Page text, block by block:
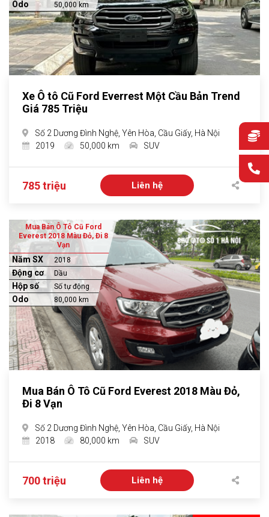
Odo 50,000 km
Xe Ô tô Cũ Ford Everrest Một Cầu Bản Trend
Giá 785 Triệu
Số 2 Dương Đình Nghệ, Yên Hòa, Cầu Giấy, Hà Nội
2019
50,000 km SUV
785 triệu Liên hệ
Mua Bán Ô Tô Cũ Ford
Everest 2018 Màu Đỏ, Đi 8
Vạn
Năm SX 2018
Động cơ Dầu
Hộp số Số tự động
Odo 80,000 km
Mua Bán Ô Tô Cũ Ford Everest 2018 Màu Đỏ,
Đi 8 Vạn
Số 2 Dương Đình Nghệ, Yên Hòa, Cầu Giấy, Hà Nội
2018
80,000 km SUV
700 triệu Liên hệ